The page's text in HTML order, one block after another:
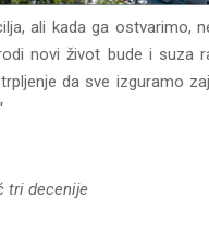
ali kada ga ostvarimo,
novi život bude i suza
da sve izguramo
tri decenije